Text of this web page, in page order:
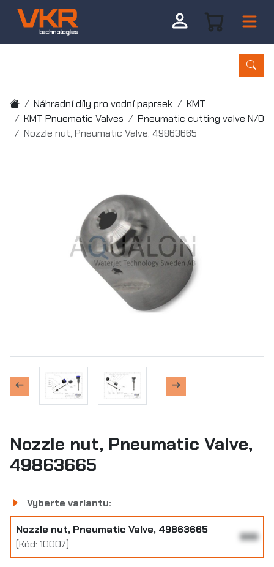
Náhradní díly pro vodní paprsek
KMT
KMT Pnuematic Valves
Pneumatic cutting valve N/O
Nozzle nut, Pneumatic Valve, 49863665
Nozzle nut, Pneumatic Valve,
49863665
Vyberte variantu:
Nozzle nut, Pneumatic Valve, 49863665
(Kód: 10007)
999